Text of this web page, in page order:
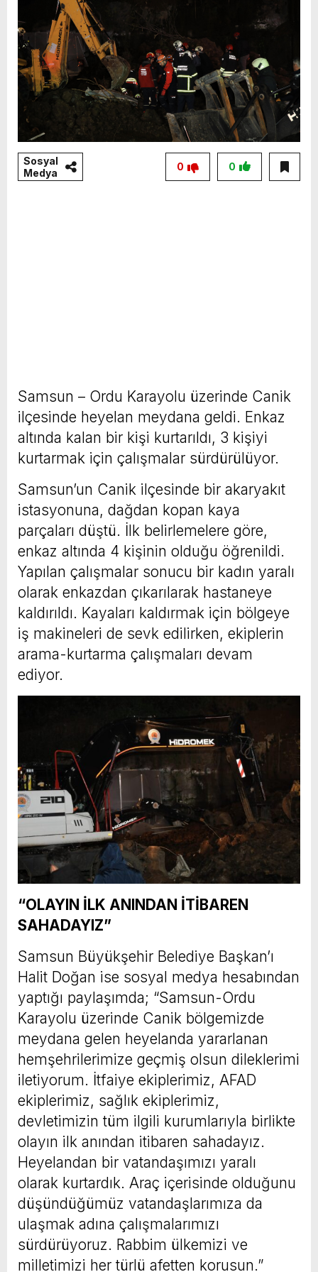
Sosyal
Medya
0
0
Samsun – Ordu Karayolu üzerinde Canik
ilçesinde heyelan meydana geldi. Enkaz
altında kalan bir kişi kurtarıldı, 3 kişiyi
kurtarmak için çalışmalar sürdürülüyor.
Samsun’un Canik ilçesinde bir akaryakıt
istasyonuna, dağdan kopan kaya
parçaları düştü. İlk belirlemelere göre,
enkaz altında 4 kişinin olduğu öğrenildi.
Yapılan çalışmalar sonucu bir kadın yaralı
olarak enkazdan çıkarılarak hastaneye
kaldırıldı. Kayaları kaldırmak için bölgeye
iş makineleri de sevk edilirken, ekiplerin
arama-kurtarma çalışmaları devam
ediyor.
“OLAYIN İLK ANINDAN İTİBAREN
SAHADAYIZ”
Samsun Büyükşehir Belediye Başkan’ı
Halit Doğan ise sosyal medya hesabından
yaptığı paylaşımda; “Samsun-Ordu
Karayolu üzerinde Canik bölgemizde
meydana gelen heyelanda yararlanan
hemşehrilerimize geçmiş olsun dileklerimi
iletiyorum. İtfaiye ekiplerimiz, AFAD
ekiplerimiz, sağlık ekiplerimiz,
devletimizin tüm ilgili kurumlarıyla birlikte
olayın ilk anından itibaren sahadayız.
Heyelandan bir vatandaşımızı yaralı
olarak kurtardık. Araç içerisinde olduğunu
düşündüğümüz vatandaşlarımıza da
ulaşmak adına çalışmalarımızı
sürdürüyoruz. Rabbim ülkemizi ve
milletimizi her türlü afetten korusun.”